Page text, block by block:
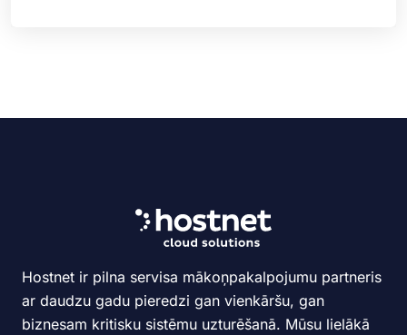
Hostnet ir pilna servisa mākoņpakalpojumu partneris
ar daudzu gadu pieredzi gan vienkāršu, gan
biznesam kritisku sistēmu uzturēšanā. Mūsu lielākā